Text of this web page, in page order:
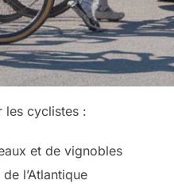
les cyclistes :
et de vignobles
l’Atlantique